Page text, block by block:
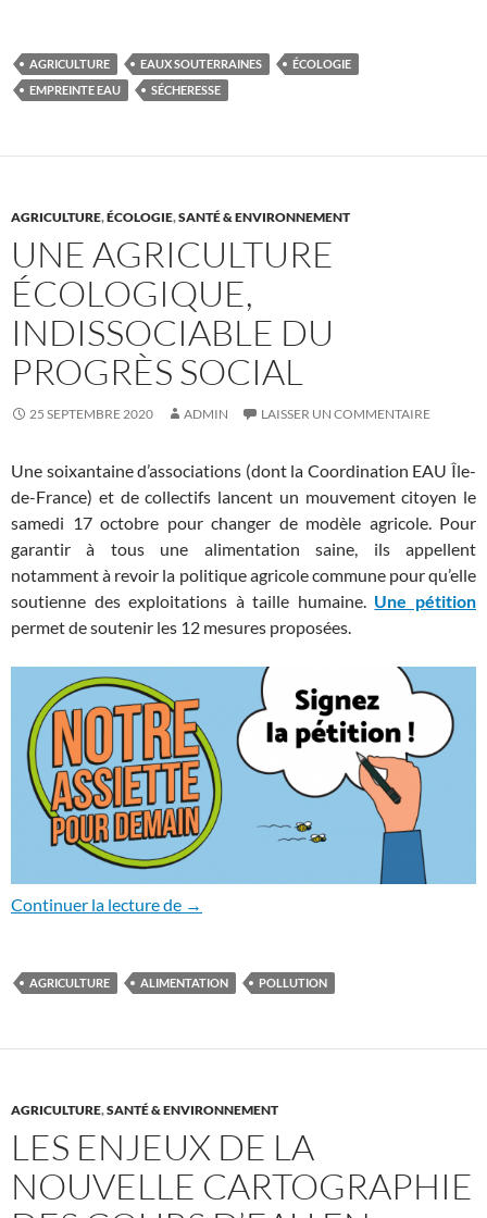
AGRICULTURE EAUX SOUTERRAINES
ÉCOLOGIE
EMPREINTE EAU
SÉCHERESSE
AGRICULTURE,ÉCOLOGIE,SANTÉ & ENVIRONNEMENT
UNE AGRICULTURE
ÉCOLOGIQUE,
INDISSOCIABLE DU
PROGRÈS SOCIAL
25 SEPTEMBRE 2020 ADMIN LAISSER UN COMMENTAIRE
Une soixantaine d’associations (dont la Coordination EAU Île-
de-France) et de collectifs lancent un mouvement citoyen le
samedi 17 octobre pour changer de modèle agricole. Pour
garantir à tous une alimentation saine, ils appellent
notamment à revoir la politique agricole commune pour qu’elle
soutienne des exploitations à taille humaine. Une pétition
permet de soutenir les 12 mesures proposées.
Continuer la lecture de Une agriculture écologique,
→
AGRICULTURE ALIMENTATION POLLUTION
AGRICULTURE,SANTÉ & ENVIRONNEMENT
LES ENJEUX DE LA
NOUVELLE CARTOGRAPHIE